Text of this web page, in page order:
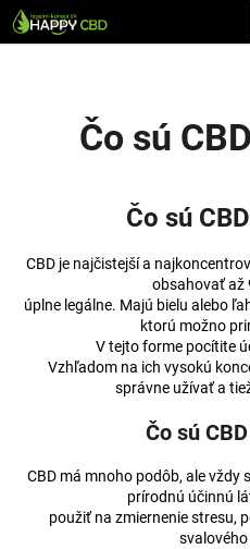
Prejsť
na
Čo sú
Čo sú
CBD je najčistejší a
obsahovať až
úplne legálne. Majú bielu alebo
ktorú možno
V tejto forme pocítite
Vzhľadom na ich vysokú
správne užívať a
Čo sú
CBD má mnoho podôb, ale vždy
prírodnú účinnú
použiť na zmiernenie stresu,
K
o
r
b
n